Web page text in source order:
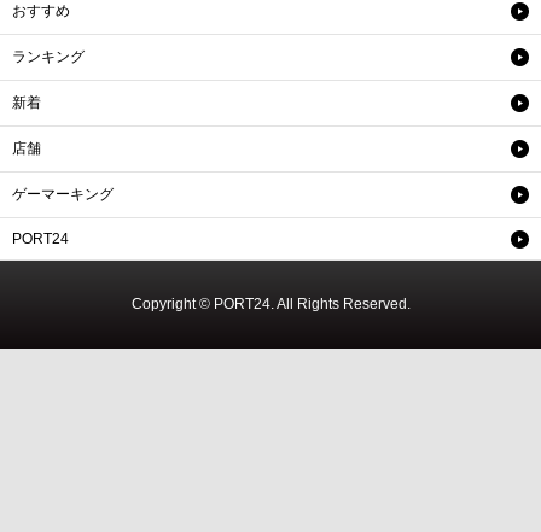
おすすめ
ランキング
新着
店舗
ゲーマーキング
PORT24
Copyright © PORT24. All Rights Reserved.